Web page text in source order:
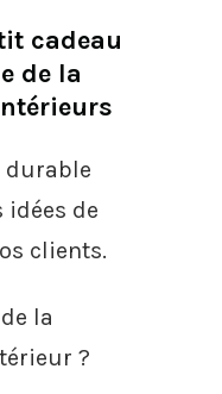
cadeau
de la
durable
de
clients.
la
?